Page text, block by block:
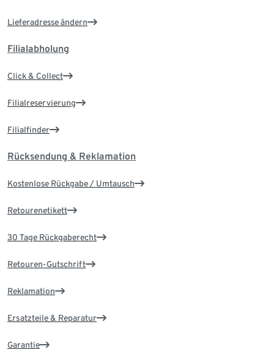
Lieferadresse ändern
Filialabholung
Click & Collect
Filialreservierung
Filialfinder
Rücksendung & Reklamation
Kostenlose Rückgabe / Umtausch
Retourenetikett
30 Tage Rückgaberecht
Retouren-Gutschrift
Reklamation
Ersatzteile & Reparatur
Garantie